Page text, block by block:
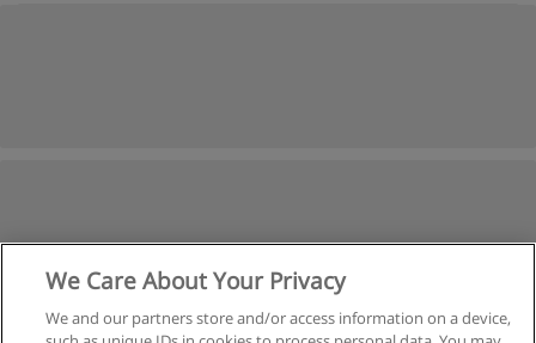
We Care About Your Privacy
We and our partners store and/or access information on a device,